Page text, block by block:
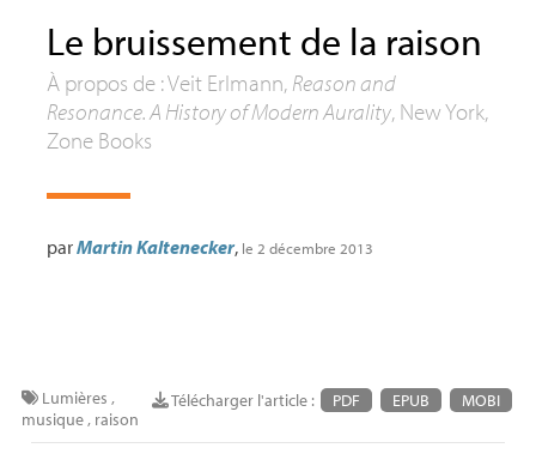
Le bruissement de la raison
À propos de : Veit Erlmann, Reason and
Resonance. A History of Modern Aurality, New York,
Zone Books
parMartin Kaltenecker, le 2 décembre 2013
Télécharger l'article : PDF EPUB MOBI
Lumières ,
musique, raison